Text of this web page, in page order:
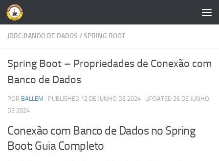
Skip to content
JDBC:BANDO DE DADOS /SPRING BOOT
Spring Boot – Propriedades de Conexão com
Banco de Dados
POR BALLEM · PUBLISHED 12 DE JUNHO DE 2024 · UPDATED 26 DE JUNHO
DE 2024
Conexão com Banco de Dados no Spring
Boot: Guia Completo